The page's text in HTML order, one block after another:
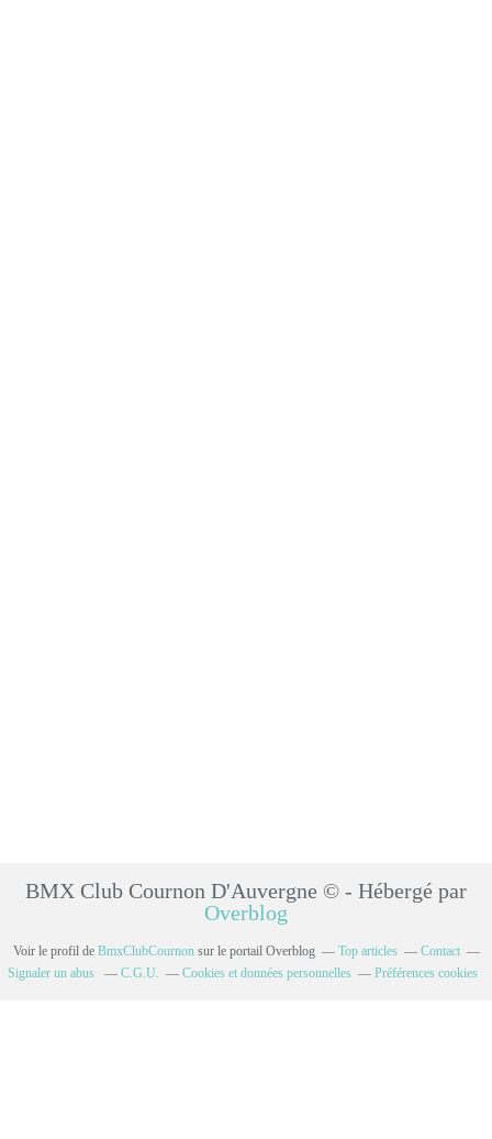
BMX Club Cournon D'Auvergne © - Hébergé par
Overblog
Voir le profil de BmxClubCournonsur le portail Overblog Top articles
Contact
Signaler un abus
C.G.U. Cookies et données personnelles Préférences cookies